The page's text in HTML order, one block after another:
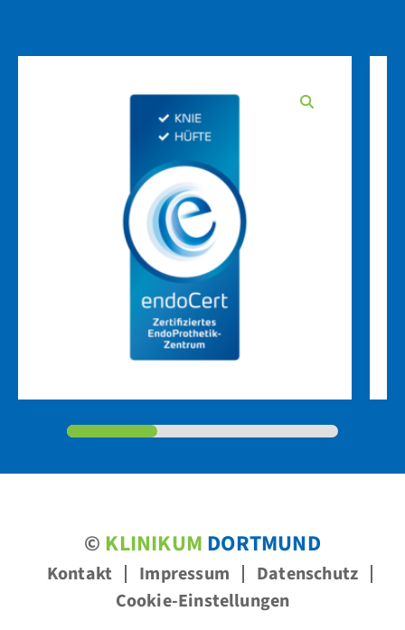
© KLINIKUM DORTMUND
Kontakt Impressum
Datenschutz
Cookie-Einstellungen